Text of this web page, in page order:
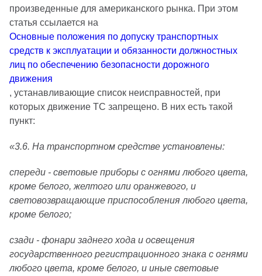
произведенные для американского рынка. При этом
статья ссылается на
Основные положения по допуску транспортных
средств к эксплуатации и обязанности должностных
лиц по обеспечению безопасности дорожного
движения
, устанавливающие список неисправностей, при
которых движение ТС запрещено. В них есть такой
пункт:
«3.6. На транспортном средстве установлены:
спереди - световые приборы с огнями любого цвета,
кроме белого, желтого или оранжевого, и
световозвращающие приспособления любого цвета,
кроме белого;
сзади - фонари заднего хода и освещения
государственного регистрационного знака с огнями
любого цвета, кроме белого, и иные световые